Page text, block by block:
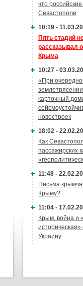
что
Севастополе
10:19 -
Пять стадий
рассказывал
Крыма
10:27 -
«При
карточный
новостроек
18:02 -
Как
пассажирских
11:48 -
Письма
Крыму?
11:04 -
Крым, война и
Украину